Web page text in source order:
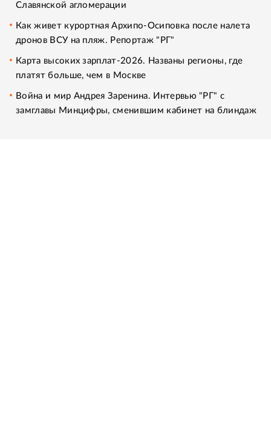
Славянской агломерации
Как живет курортная Архипо-Осиповка после налета
дронов ВСУ на пляж. Репортаж "РГ"
Карта высоких зарплат-2026. Названы регионы, где
платят больше, чем в Москве
Война и мир Андрея Заренина. Интервью "РГ" с
замглавы Минцифры, сменившим кабинет на блиндаж